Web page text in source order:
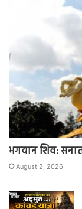
भगवान शिव:
August 2, 2026